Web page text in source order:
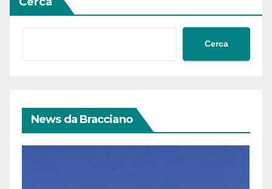
Cerca
News da Bracciano